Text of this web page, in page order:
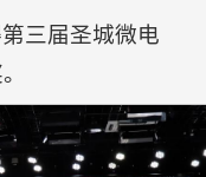
三届圣城微电